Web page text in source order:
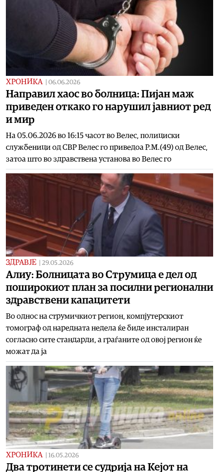
ХРОНИКА 06.06.2026
Направил хаос во болница: Пијан маж
приведен откако го нарушил јавниот ред
и мир
На 05.06.2026 во 16:15 часот во Велес, полициски
службеници од СВР Велес го приведоа Р.М.(49) од Велес,
затоа што во здравствена установа во Велес го
ЗДРАВЈЕ 29.05.2026
Алиу: Болницата во Струмица е дел од
поширокиот план за посилни регионални
здравствени капацитети
Во однос на струмичкиот регион, компјутерскиот
томограф од наредната недела ќе биде инсталиран
согласно сите стандарди, а граѓаните од овој регион ќе
можат да ја
ХРОНИКА 16.05.2026
Два тротинети се судрија на Кејот на